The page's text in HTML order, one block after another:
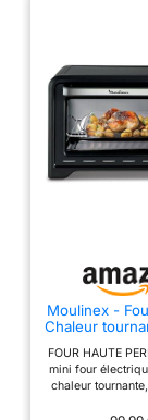
Moulinex -
Chaleur
FOUR HAUTE
mini four
chaleur